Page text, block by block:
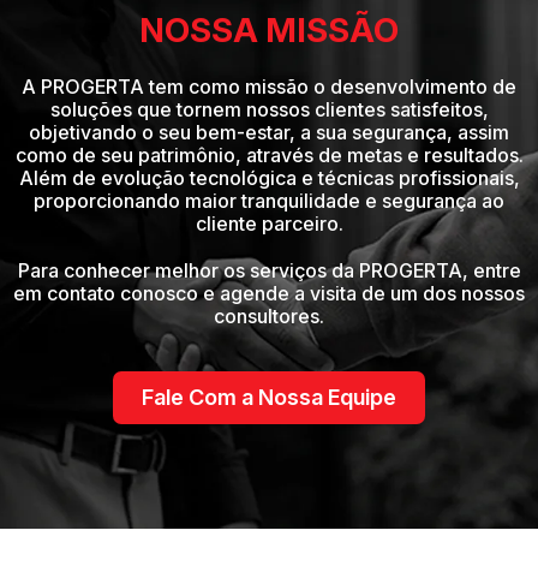
NOSSA MISSÃO
A PROGERTA tem como missão o desenvolvimento de
soluções que tornem nossos clientes satisfeitos,
objetivando o seu bem-estar, a sua segurança, assim
como de seu patrimônio, através de metas e resultados.
Além de evolução tecnológica e técnicas profissionais,
proporcionando maior tranquilidade e segurança ao
cliente parceiro.
Para conhecer melhor os serviços da PROGERTA, entre
em contato conosco e agende a visita de um dos nossos
consultores.
Fale Com a Nossa Equipe